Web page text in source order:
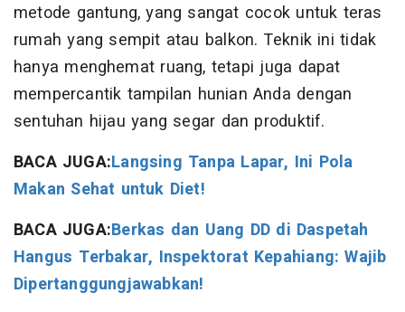
metode gantung, yang sangat cocok untuk teras
rumah yang sempit atau balkon. Teknik ini tidak
hanya menghemat ruang, tetapi juga dapat
mempercantik tampilan hunian Anda dengan
sentuhan hijau yang segar dan produktif.
BACA JUGA:Langsing Tanpa Lapar, Ini Pola
Makan Sehat untuk Diet!
BACA JUGA:Berkas dan Uang DD di Daspetah
Hangus Terbakar, Inspektorat Kepahiang: Wajib
Dipertanggungjawabkan!